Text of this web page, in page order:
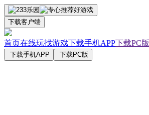
下载客户端
首页在线玩找游戏下载手机APP下载PC版
下载手机APP 下载PC版